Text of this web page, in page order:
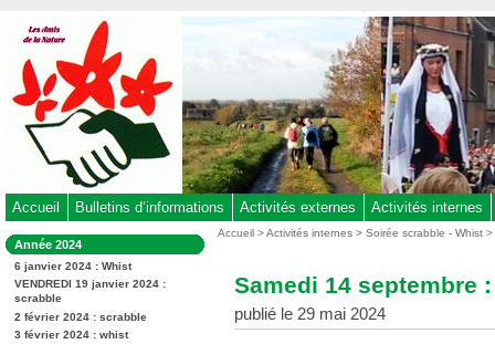
au
contenu
-
Aller
au
menu
-
à
la
recherche
Accueil Bulletins d’informations Activités externes Activités internes
Dans
la
rubrique
:
Année 2024
6 janvier 2024 : Whist
VENDREDI 19 janvier 2024 :
scrabble
2 février 2024 : scrabble
3 février 2024 : whist
Vous
Accueil >Activités internes >Soirée scrabble - Whist >
Samedi 14 septembre
publié le 29 mai 2024